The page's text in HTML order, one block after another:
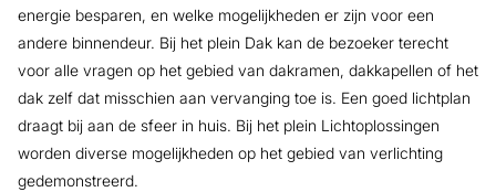
energie besparen, en welke mogelijkheden er zijn voor een
andere binnendeur. Bij het plein Dak kan de bezoeker terecht
voor alle vragen op het gebied van dakramen, dakkapellen of het
dak zelf dat misschien aan vervanging toe is. Een goed lichtplan
draagt bij aan de sfeer in huis. Bij het plein Lichtoplossingen
worden diverse mogelijkheden op het gebied van verlichting
gedemonstreerd.